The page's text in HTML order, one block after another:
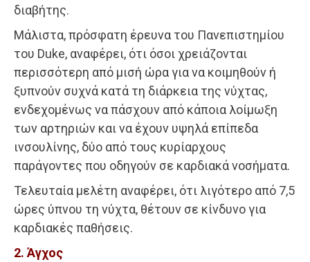
διαβήτης.
Μάλιστα, πρόσφατη έρευνα του Πανεπιστημίου
του Duke, αναφέρει, ότι όσοι χρειάζονται
περισσότερη από μισή ώρα για να κοιμηθούν ή
ξυπνούν συχνά κατά τη διάρκεια της νύχτας,
ενδεχομένως να πάσχουν από κάποια λοίμωξη
των αρτηριών και να έχουν υψηλά επίπεδα
ινσουλίνης, δύο από τους κυρίαρχους
παράγοντες που οδηγούν σε καρδιακά νοσήματα.
Τελευταία μελέτη αναφέρει, ότι λιγότερο από 7,5
ώρες ύπνου τη νύχτα, θέτουν σε κίνδυνο για
καρδιακές παθήσεις.
2. Άγχος